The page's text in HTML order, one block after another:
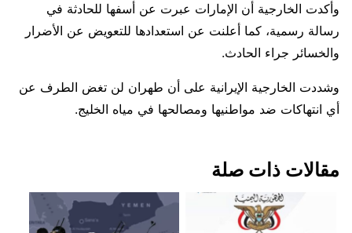
وأكدت الخارجية أن الإمارات عبرت عن أسفها للحادثة في
رسالة رسمية، كما أعلنت عن استعدادها للتعويض عن الأضرار
والخسائر جراء الحادث.
وشددت الخارجية الإيرانية على أن طهران لن تغض الطرف عن
أي انتهاكات ضد مواطنيها ومصالحها في مياه الخليج.
مقالات ذات صلة